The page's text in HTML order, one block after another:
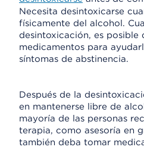
Necesita desintoxicarse
físicamente del alcohol.
desintoxicación, es posible
medicamentos para
síntomas de abstinencia.
Después de la
en mantenerse libre de
mayoría de las personas
terapia, como asesoría en
también deba tomar